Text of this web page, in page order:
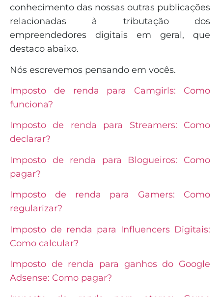
conhecimento das nossas outras publicações
relacionadas à tributação dos
empreendedores digitais em geral, que
destaco abaixo.
Nós escrevemos pensando em vocês.
Imposto de renda para Camgirls: Como
funciona?
Imposto de renda para Streamers: Como
declarar?
Imposto de renda para Blogueiros: Como
pagar?
Imposto de renda para Gamers: Como
regularizar?
Imposto de renda para Influencers Digitais:
Como calcular?
Imposto de renda para ganhos do Google
Adsense: Como pagar?